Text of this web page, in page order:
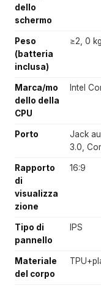
dello
schermo
Peso
(batteria
inclusa)
≥2, 0 kg
Marca/mo
dello della
CPU
Intel
Porto
Jack
3.0,
Rapporto
di
visualizza
zione
16:9
Tipo di
pannello
IPS
Materiale
del corpo